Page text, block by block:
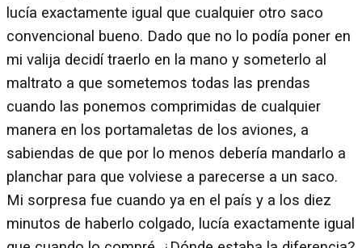
lucía exactamente igual que cualquier otro saco
convencional bueno. Dado que no lo podía poner en
mi valija decidí traerlo en la mano y someterlo al
maltrato a que sometemos todas las prendas
cuando las ponemos comprimidas de cualquier
manera en los portamaletas de los aviones, a
sabiendas de que por lo menos debería mandarlo a
planchar para que volviese a parecerse a un saco.
Mi sorpresa fue cuando ya en el país y a los diez
minutos de haberlo colgado, lucía exactamente igual